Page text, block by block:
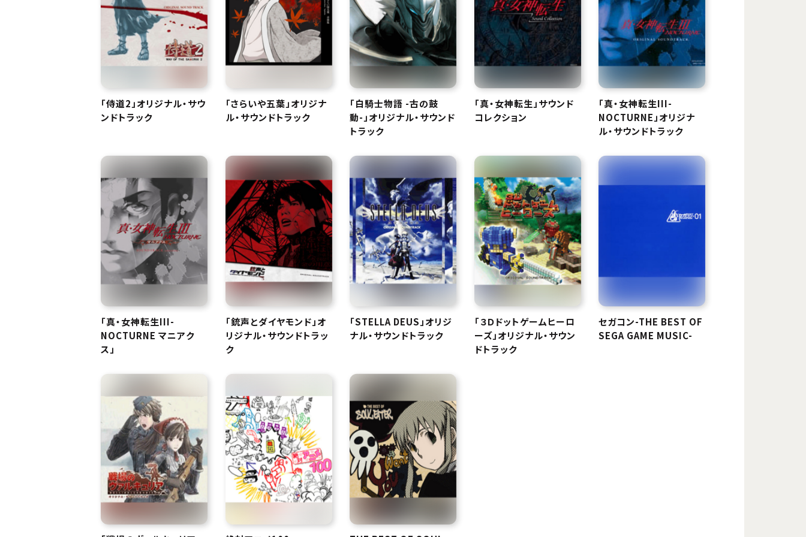
「侍道2」オリジナル・サウ
ンドトラック
「さらいや五葉」オリジナ
ル・サウンドトラック
「白騎士物語 -古の鼓
動-」オリジナル・サウンド
トラック
「真・女神転生」サウンド
コレクション
「真・女神転生III-
NOCTURNE」オリジナ
ル・サウンドトラック
「真・女神転生III-
NOCTURNE マニアク
ス」
「銃声とダイヤモンド」オ
リジナル・サウンドトラッ
ク
「STELLA DEUS」オリジ
ナル・サウンドトラック
「３Ｄドットゲームヒーロ
ーズ」オリジナル・サウン
ドトラック
セガコン-THE BEST OF
SEGA GAME MUSIC-